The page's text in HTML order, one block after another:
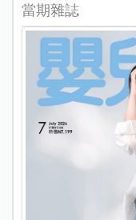
當期雜誌